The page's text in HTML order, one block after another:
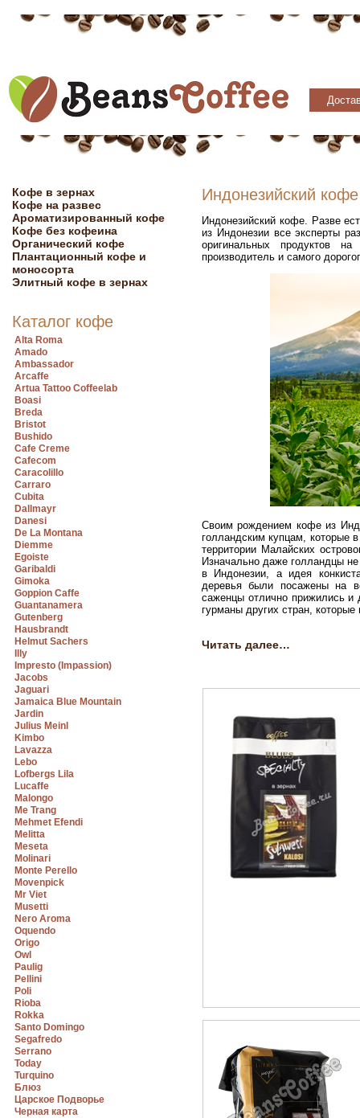
Кофе в зернах
Кофе на развес
Ароматизированный кофе
Кофе без кофеина
Органический кофе
Плантационный кофе и
моносорта
Элитный кофе в зернах
Каталог кофе
Alta Roma
Amado
Ambassador
Arcaffe
Artua Tattoo Coffeelab
Boasi
Breda
Bristot
Bushido
Cafe Creme
Cafecom
Caracolillo
Carraro
Cubita
Dallmayr
Danesi
De La Montana
Diemme
Egoiste
Garibaldi
Gimoka
Goppion Caffe
Guantanamera
Gutenberg
Hausbrandt
Helmut Sachers
Illy
Impresto (Impassion)
Jacobs
Jaguari
Jamaica Blue Mountain
Jardin
Julius Meinl
Kimbo
Lavazza
Lebo
Lofbergs Lila
Lucaffe
Malongo
Me Trang
Mehmet Efendi
Melitta
Meseta
Molinari
Monte Perello
Movenpick
Mr Viet
Musetti
Nero Aroma
Oquendo
Origo
Owl
Paulig
Pellini
Poli
Rioba
Rokka
Santo Domingo
Segafredo
Serrano
Today
Turquino
Блюз
Царское Подворье
Черная карта
Индонезийский кофе
Индонезийский кофе. Разве
из Индонезии все эксперты
оригинальных продуктов
производитель и самого
Своим рождением кофе из
голландским купцам, которые
территории Малайских
Изначально даже голландцы
в Индонезии, а идея
деревья были посажены на
саженцы отлично прижились и
гурманы других стран,
Читать далее…